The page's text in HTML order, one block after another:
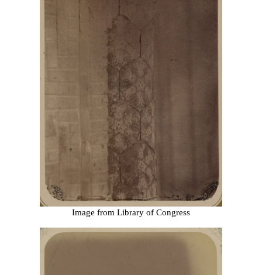
Image from Library of Congress